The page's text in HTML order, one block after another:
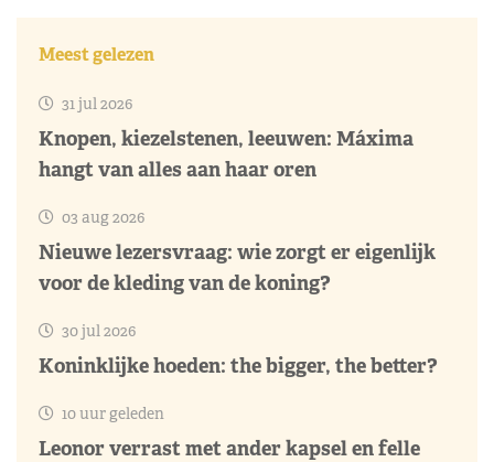
Meest gelezen
31 jul 2026
Knopen, kiezelstenen, leeuwen: Máxima
hangt van alles aan haar oren
03 aug 2026
Nieuwe lezersvraag: wie zorgt er eigenlijk
voor de kleding van de koning?
30 jul 2026
Koninklijke hoeden: the bigger, the better?
10 uur geleden
Leonor verrast met ander kapsel en felle